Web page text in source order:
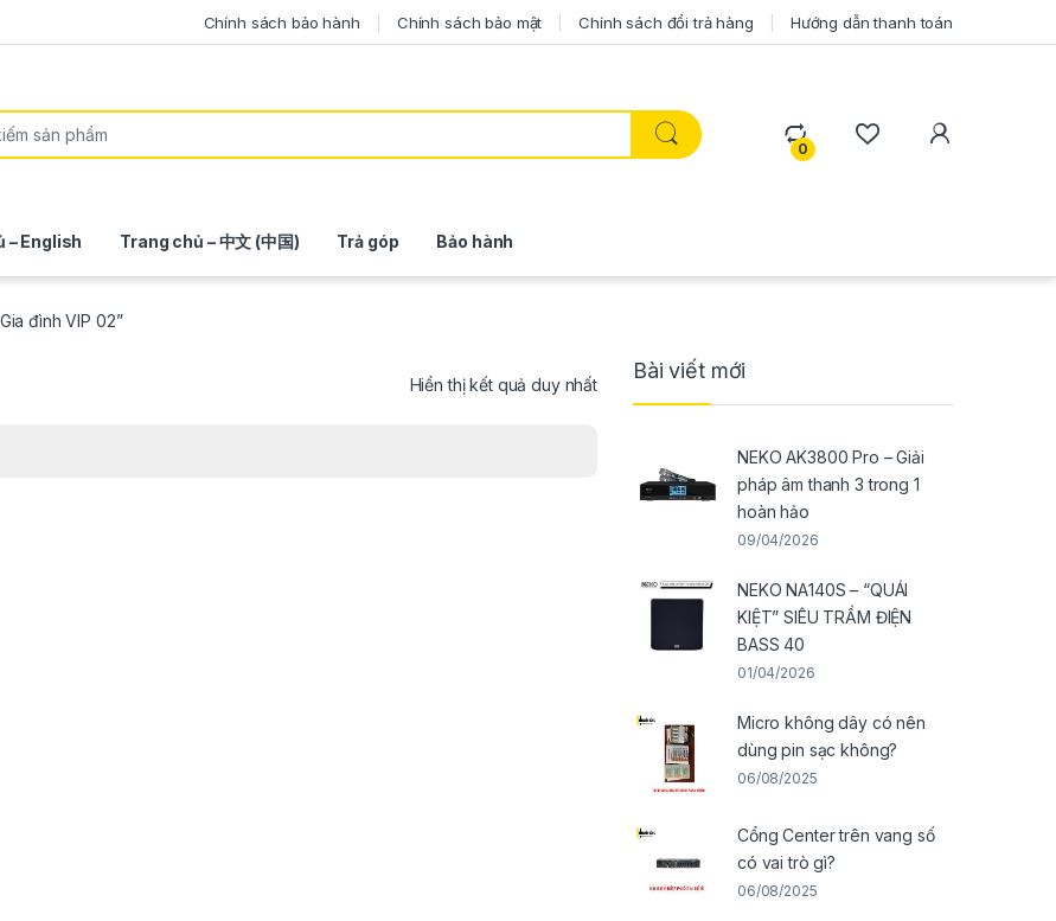
Chính sách bảo hành Chính sách bảo mật Chính sách đổi trả hàng Hướng dẫn thanh toán
0
– English Trang chủ – 中文 (中国) Trả góp Bảo hành
đình VIP 02”
Hiển thị kết quả duy nhất
Bài viết mới
NEKO AK3800 Pro – Giải
pháp âm thanh 3 trong 1
hoàn hảo
09/04/2026
NEKO NA140S – “QUÁI
KIỆT” SIÊU TRẦM ĐIỆN
BASS 40
01/04/2026
Micro không dây có nên
dùng pin sạc không?
06/08/2025
Cổng Center trên vang số
có vai trò gì?
06/08/2025